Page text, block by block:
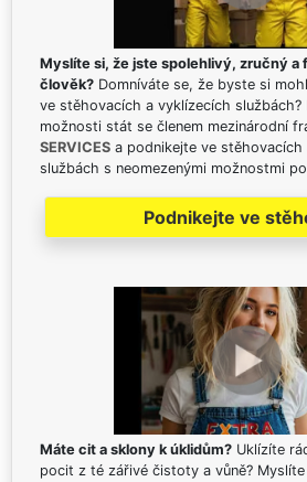
Myslíte si, že jste spolehlivý, zručný a
člověk? Domníváte se, že byste si
ve stěhovacích a vyklízecích službách?
možnosti stát se členem mezinárodní
SERVICES a podnikejte ve stěhovacích
službách s neomezenými možnostmi
Podnikejte ve
Máte cit a sklony k úklidům? Uklízíte
pocit z té zářivé čistoty a vůně?